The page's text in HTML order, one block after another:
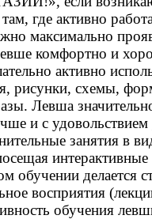
где активно
максимально
комфортно и
активно
рисунки, схемы,
Левша
и с удовольствием
занятия в
интерактивные
обучении делается
восприятия
обучения